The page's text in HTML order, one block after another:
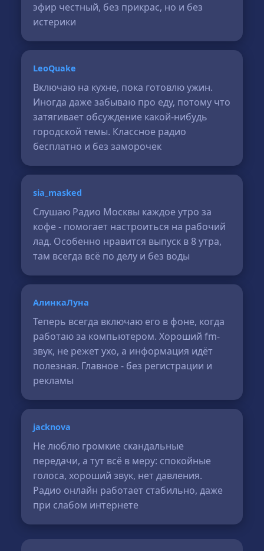
эфир честный, без прикрас, но и без
истерики
LeoQuake
Включаю на кухне, пока готовлю ужин.
Иногда даже забываю про еду, потому что
затягивает обсуждение какой-нибудь
городской темы. Классное радио
бесплатно и без заморочек
sia_masked
Слушаю Радио Москвы каждое утро за
кофе - помогает настроиться на рабочий
лад. Особенно нравится выпуск в 8 утра,
там всегда всё по делу и без воды
АлинкаЛуна
Теперь всегда включаю его в фоне, когда
работаю за компьютером. Хороший fm-
звук, не режет ухо, а информация идёт
полезная. Главное - без регистрации и
рекламы
jacknova
Не люблю громкие скандальные
передачи, а тут всё в меру: спокойные
голоса, хороший звук, нет давления.
Радио онлайн работает стабильно, даже
при слабом интернете